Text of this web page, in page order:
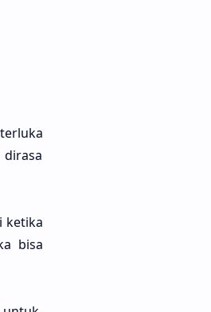
keti­ka
bisa